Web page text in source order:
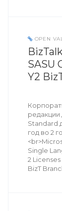
OPEN
SASU
Y2
редакции
Standard
год во 2
Single
2
BizT